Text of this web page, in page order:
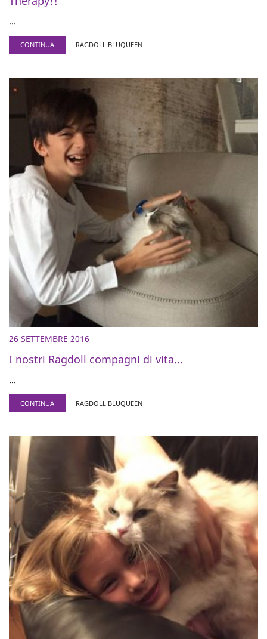
...
CONTINUA RAGDOLL BLUQUEEN
26 SETTEMBRE 2016
I nostri Ragdoll compagni di vita…
...
CONTINUA RAGDOLL BLUQUEEN